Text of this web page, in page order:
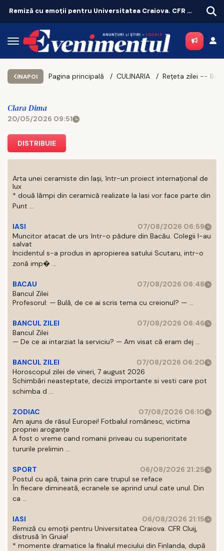
Remiză cu emoții pentru Universitatea Craiova. CFR Cluij, distrusă în Gruia!
INAPOI Pagina principală CULINARIA
Clara Dima
20/05/2026 09:51
DISTRIBUIE
Arta unei ceramiste din Iași, într-un proiect internațional de
lux
* două lămpi din ceramică realizate la Iasi vor face parte din
Punt ...
IASI
07/08/2026 06:59
Muncitor atacat de urs într-o pădure din Bacău. Colegii l-au
salvat
Incidentul s-a produs in apropierea satului Scutaru, intr-o
zonă imp� ...
BACAU
07/08/2026 06:48
Bancul Zilei
Profesorul: — Bulă, de ce ai scris tema cu creionul? — ...
BANCUL ZILEI
07/08/2026 06:46
Bancul Zilei
— De ce ai intarziat la serviciu? — Am visat că eram dej ...
BANCUL ZILEI
07/08/2026 06:20
Horoscopul zilei de vineri, 7 august 2026
Schimbări neasteptate, decizii importante si vesti care pot
schimba d ...
ZODIAC
07/08/2026 06:10
Am ajuns de râsul Europei! Fotbalul românesc, victima
propriei aroganțe
A fost o vreme cand romanii priveau cu superioritate
tururile prelimin ...
SPORT
06/08/2026 21:25
Postul cu apă, taina prin care trupul se reface
În fiecare dimineată, ecranele se aprind unul cate unul. Din
ca ...
IASI
06/08/2026 21:15
Remiză cu emoții pentru Universitatea Craiova. CFR Cluij,
distrusă în Gruia!
* momente dramatice la finalul meciului din Finlanda, după